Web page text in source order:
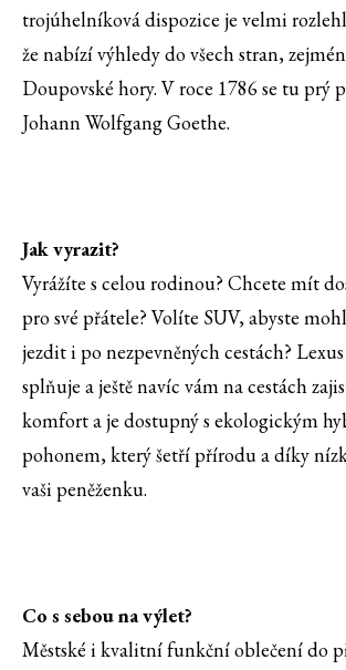
trojúhelníková dispozice je velmi
že nabízí výhledy do všech stran,
Doupovské hory. V roce 1786 se tu prý
Johann Wolfgang Goethe.
Jak vyrazit?
Vyrážíte s celou rodinou? Chcete mít
pro své přátele? Volíte SUV, abyste
jezdit i po nezpevněných cestách?
splňuje a ještě navíc vám na cestách
komfort a je dostupný s ekologickým
pohonem, který šetří přírodu a díky
vaši peněženku.
Co s sebou na výlet?
Městské i kvalitní funkční oblečení do